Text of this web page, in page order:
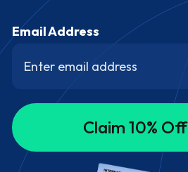
Email Address
Claim 10% Off